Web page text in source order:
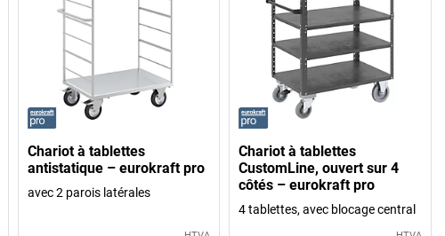
Chariot à tablettes
antistatique – eurokraft pro
avec 2 parois latérales
Chariot à tablettes
CustomLine, ouvert sur 4
côtés – eurokraft pro
4 tablettes, avec blocage central